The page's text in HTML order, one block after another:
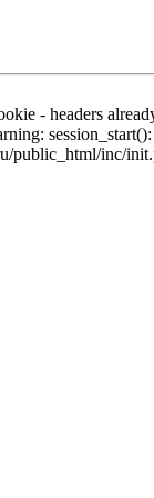
- headers
public_html/inc/